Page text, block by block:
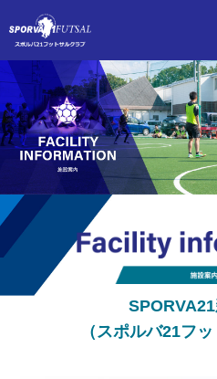
（スポルバ21フ